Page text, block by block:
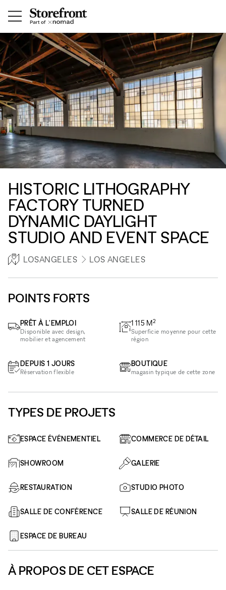
HISTORIC LITHOGRAPHY
FACTORY TURNED
DYNAMIC DAYLIGHT
STUDIO AND EVENT SPACE
LOSANGELES LOS ANGELES
POINTS FORTS
PRÊT À L'EMPLOI
Disponible avec design,
mobilier et agencement
DEPUIS 1 JOURS
Réservation flexible
1 115 M2
Superficie moyenne pour cette
région
BOUTIQUE
magasin typique de cette zone
TYPES DE PROJETS
ESPACE ÉVÉNEMENTIEL COMMERCE DE DÉTAIL
SHOWROOM GALERIE
RESTAURATION STUDIO PHOTO
SALLE DE CONFÉRENCE SALLE DE RÉUNION
ESPACE DE BUREAU
À PROPOS DE CET ESPACE